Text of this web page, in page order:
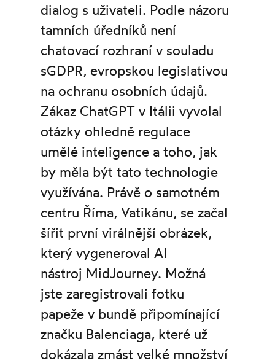
dialog s uživateli. Podle názoru
tamních úředníků není
chatovací rozhraní v souladu
sGDPR, evropskou legislativou
na ochranu osobních údajů.
Zákaz ChatGPT v Itálii vyvolal
otázky ohledně regulace
umělé inteligence a toho, jak
by měla být tato technologie
využívána. Právě o samotném
centru Říma, Vatikánu, se začal
šířit první virálnější obrázek,
který vygeneroval AI
nástroj MidJourney. Možná
jste zaregistrovali fotku
papeže v bundě připomínající
značku Balenciaga, které už
dokázala zmást velké množství